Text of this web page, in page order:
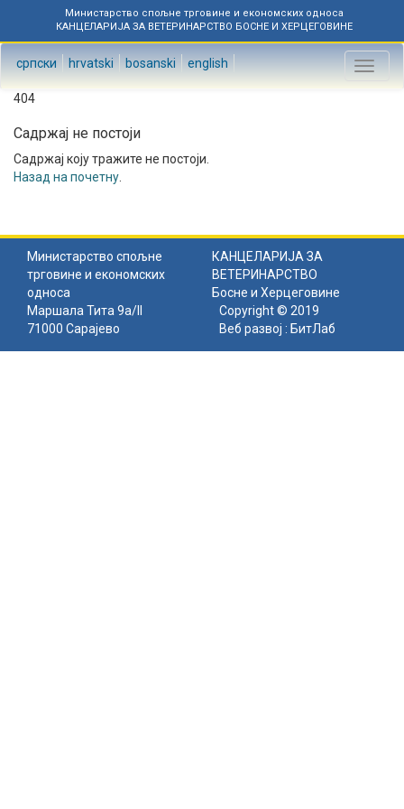
Министарство спољне трговине и економских односа
КАНЦЕЛАРИЈА ЗА ВЕТЕРИНАРСТВО БОСНЕ И ХЕРЦЕГОВИНЕ
српски hrvatski bosanski english
Toggle
404
Садржај не постоји
Садржај коју тражите не постоји.
Назад на почетну
Министарство спољне
трговине и економских
односа
КАНЦЕЛАРИЈА ЗА
ВЕТЕРИНАРСТВО
Босне и Херцеговине
Маршала Тита 9а/II
71000 Сарајево
Copyright © 2019
Веб развој : БитЛаб